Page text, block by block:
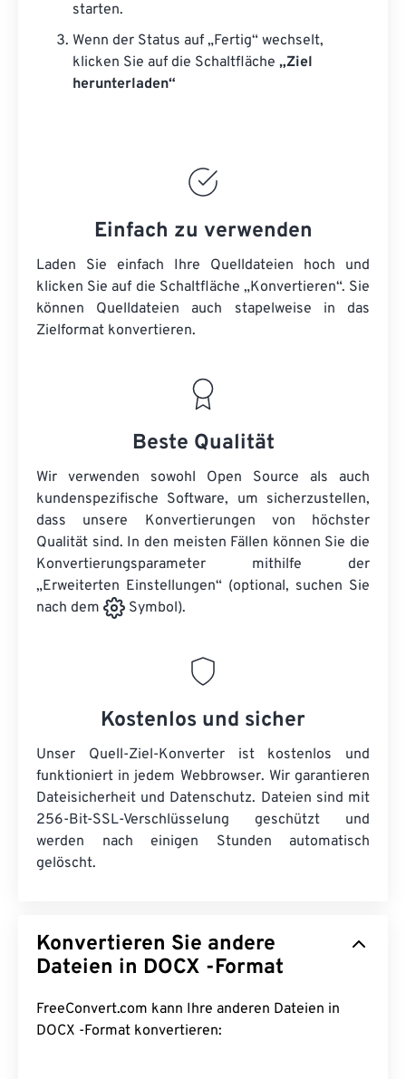
starten.
Wenn der Status auf „Fertig“ wechselt,
klicken Sie auf die Schaltfläche „Ziel
herunterladen“
Einfach zu verwenden
Laden Sie einfach Ihre Quelldateien hoch und
klicken Sie auf die Schaltfläche „Konvertieren“. Sie
können Quelldateien auch stapelweise in das
Zielformat konvertieren.
Beste Qualität
Wir verwenden sowohl Open Source als auch
kundenspezifische Software, um sicherzustellen,
dass unsere Konvertierungen von höchster
Qualität sind. In den meisten Fällen können Sie die
Konvertierungsparameter mithilfe der
„Erweiterten Einstellungen“ (optional, suchen Sie
nach dem
Symbol).
Kostenlos und sicher
Unser Quell-Ziel-Konverter ist kostenlos und
funktioniert in jedem Webbrowser. Wir garantieren
Dateisicherheit und Datenschutz. Dateien sind mit
256-Bit-SSL-Verschlüsselung geschützt und
werden nach einigen Stunden automatisch
gelöscht.
Konvertieren Sie andere
Dateien in DOCX -Format
FreeConvert.com kann Ihre anderen Dateien in
DOCX -Format konvertieren: